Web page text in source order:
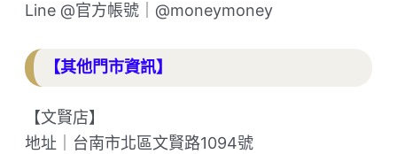
Line @官方帳號｜@moneymoney
【其他門市資訊】
【文賢店】
地址｜台南市北區文賢路1094號